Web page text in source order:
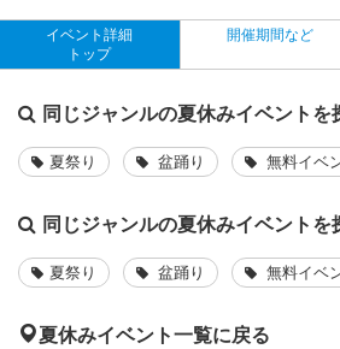
イベント詳細
トップ
開催期間など
同じジャンルの夏休みイベントを
夏祭り 盆踊り 無料イベ
同じジャンルの夏休みイベントを
夏祭り 盆踊り 無料イベ
夏休みイベント一覧に戻る